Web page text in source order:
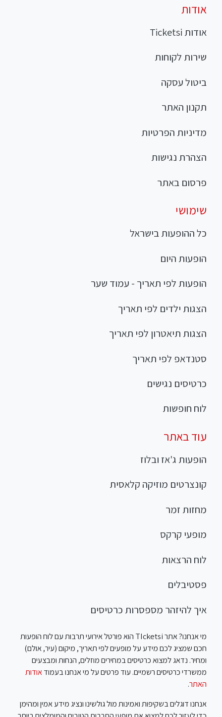
אודות
אודות Ticketsi
שירות לקוחות
ביטול עסקה
תקנון האתר
מדיניות הפרטיות
הצהרת נגישות
פרסום באתר
שימושי
כל ההופעות בישראל
הופעות היום
הופעות לפי תאריך - עמוד שער
הצגות ילדים לפי תאריך
הצגות תיאטרון לפי תאריך
סטנדאפ לפי תאריך
כרטיסים נגישים
לוח חופשות
עוד באתר
הופעות ג'אז ובלוז
קונצרטים מוזיקה קלאסית
מחזות זמר
מופעי קרקס
לוח הרצאות
פסטיבלים
איך להיזהר מספסרות כרטיסים
מי אנחנו? אתר TIcketsi הוא פורטל אירועי תרבות עם לוח הופעות
חכם שמציג לכם מידע על מופעים לפי תאריך, מיקום (עיר, אולם)
ומחיר. נדאג למצוא כרטיסים במחירים מוזלים, הנחות ומבצעים
ממשרדי כרטיסים רשמיים. עוד פרטים על מי אנחנו בעמודאודות
האתר.
אנחנו דוגלים בשקיפות ואמינות מול גולשינו ונציג מידע אמין ומהימן